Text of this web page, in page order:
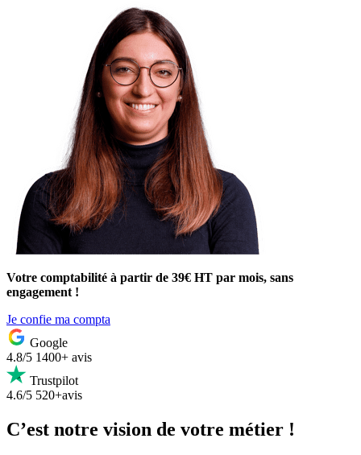
Votre comptabilité à partir de 39€ HT par mois, sans
engagement !
Je confie ma compta
Google
4.8/5 1400+ avis
Trustpilot
4.6/5 520+avis
C’est notre vision de votre métier !